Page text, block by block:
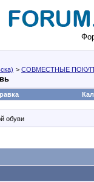
> СОВМЕСТНЫЕ
обуви